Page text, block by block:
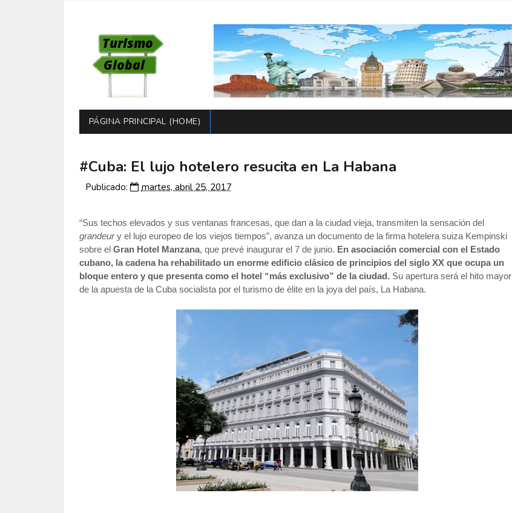
PÁGINA PRINCIPAL (HOME)
#Cuba: El lujo hotelero resucita en La Habana
Publicado: martes, abril 25, 2017
“Sus techos elevados y sus ventanas francesas, que dan a la ciudad vieja, transmiten la sensación del
grandeury el lujo europeo de los viejos tiempos”, avanza un documento de la firma hotelera suiza Kempinski
sobre el Gran Hotel Manzana, que prevé inaugurar el 7 de junio. En asociación comercial con el Estado
cubano, la cadena ha rehabilitado un enorme edificio clásico de principios del siglo XX que ocupa un
bloque entero y que presenta como el hotel “más exclusivo” de la ciudad. Su apertura será el hito mayor
de la apuesta de la Cuba socialista por el turismo de élite en la joya del país, La Habana.